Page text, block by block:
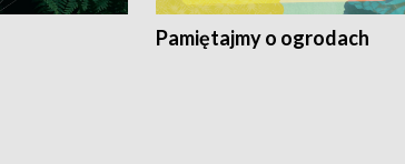
Pamiętajmy o ogrodach